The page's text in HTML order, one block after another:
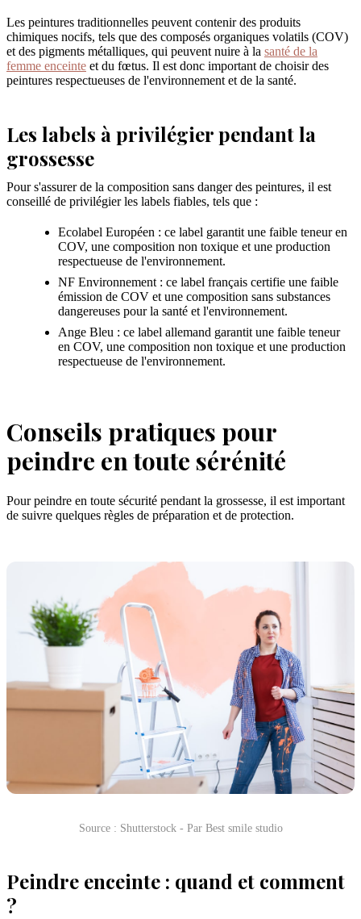
Les peintures traditionnelles peuvent contenir des produits
chimiques nocifs, tels que des composés organiques volatils (COV)
et des pigments métalliques, qui peuvent nuire à la santé de la
femme enceinte et du fœtus. Il est donc important de choisir des
peintures respectueuses de l'environnement et de la santé.
Les labels à privilégier pendant la
grossesse
Pour s'assurer de la composition sans danger des peintures, il est
conseillé de privilégier les labels fiables, tels que :
Ecolabel Européen : ce label garantit une faible teneur en
COV, une composition non toxique et une production
respectueuse de l'environnement.
NF Environnement : ce label français certifie une faible
émission de COV et une composition sans substances
dangereuses pour la santé et l'environnement.
Ange Bleu : ce label allemand garantit une faible teneur
en COV, une composition non toxique et une production
respectueuse de l'environnement.
Conseils pratiques pour
peindre en toute sérénité
Pour peindre en toute sécurité pendant la grossesse, il est important
de suivre quelques règles de préparation et de protection.
Source : Shutterstock - Par Best smile studio
Peindre enceinte : quand et comment
?